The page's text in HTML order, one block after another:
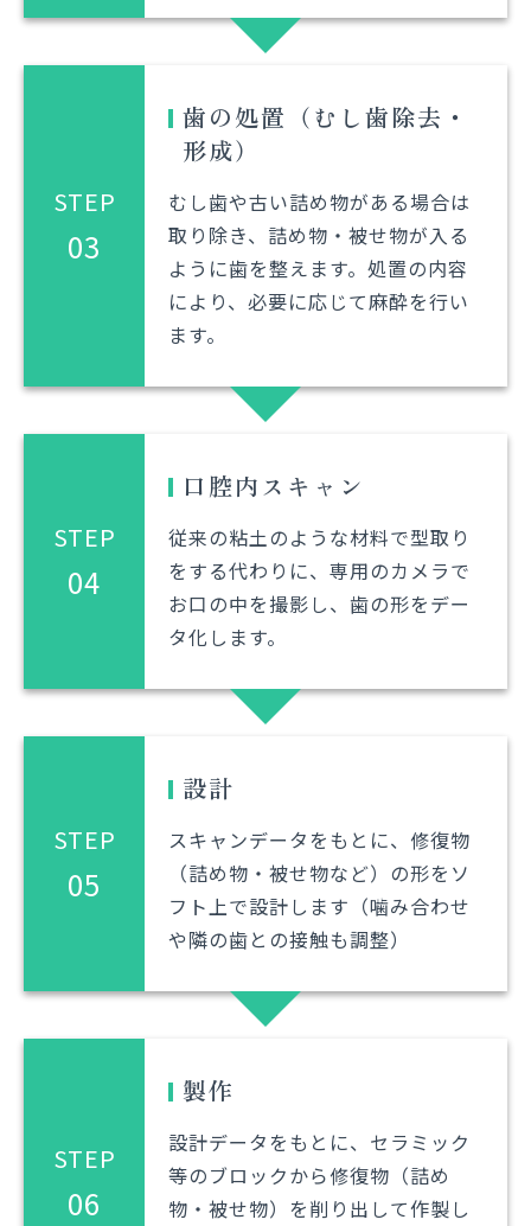
STEP
03
歯の処置（むし歯除去・
形成）
むし歯や古い詰め物がある場合は
取り除き、詰め物・被せ物が入る
ように歯を整えます。処置の内容
により、必要に応じて麻酔を行い
ます。
STEP
04
口腔内スキャン
従来の粘土のような材料で型取り
をする代わりに、専用のカメラで
お口の中を撮影し、歯の形をデー
タ化します。
STEP
05
設計
スキャンデータをもとに、修復物
（詰め物・被せ物など）の形をソ
フト上で設計します（噛み合わせ
や隣の歯との接触も調整）
STEP
06
製作
設計データをもとに、セラミック
等のブロックから修復物（詰め
物・被せ物）を削り出して作製し